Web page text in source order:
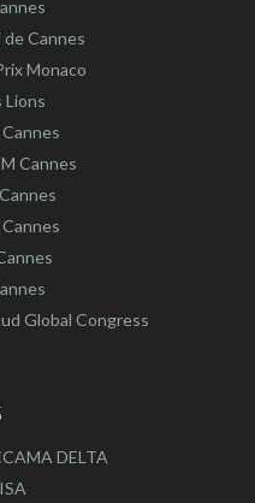
Cannes
Monaco
Lions
Cannes
Global Congress
DELTA